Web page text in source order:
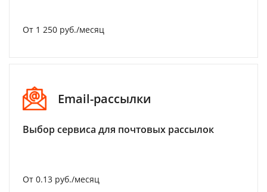
От 1 250 руб./месяц
Email-рассылки
Выбор сервиса для почтовых рассылок
От 0.13 руб./месяц